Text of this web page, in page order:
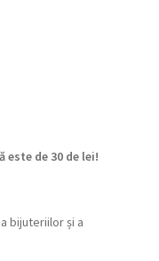
este de 30 de lei!
bijuteriilor și a